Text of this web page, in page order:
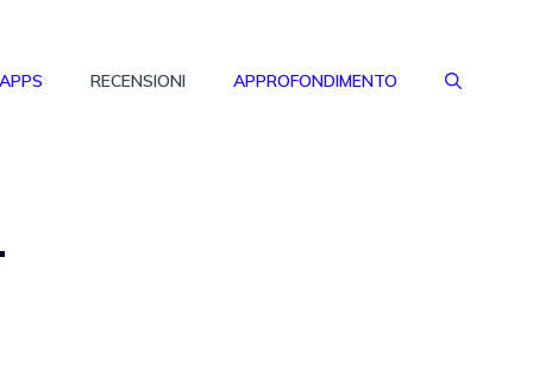
RECENSIONI APPROFONDIMENTO